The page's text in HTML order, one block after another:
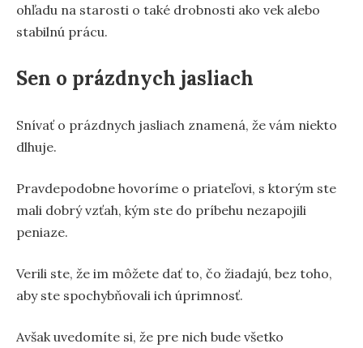
ohľadu na starosti o také drobnosti ako vek alebo
stabilnú prácu.
Sen o prázdnych jasliach
Snívať o prázdnych jasliach znamená, že vám niekto
dlhuje.
Pravdepodobne hovoríme o priateľovi, s ktorým ste
mali dobrý vzťah, kým ste do príbehu nezapojili
peniaze.
Verili ste, že im môžete dať to, čo žiadajú, bez toho,
aby ste spochybňovali ich úprimnosť.
Avšak uvedomíte si, že pre nich bude všetko